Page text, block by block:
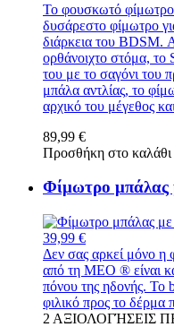
Το φουσκωτό φίμωτρο
δυσάρεστο φίμωτρο
διάρκεια του BDSM.
ορθάνοιχτο στόμα, το
του με το σαγόνι του
μπάλα αντλίας, το
αρχικό του μέγεθος
89,99 €
Προσθήκη στο καλάθι
Φίμωτρο μπάλας
39,99 €
Δεν σας αρκεί μόνο
από τη MEO ® είναι
πόνου της ηδονής. Το
φιλικό προς το δέρμα
2 ΑΞΙΟΛΟΓΉΣΕΙΣ